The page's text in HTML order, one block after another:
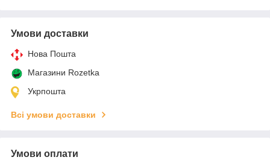
Умови доставки
Нова Пошта
Магазини Rozetka
Укрпошта
Всі умови доставки
Умови оплати